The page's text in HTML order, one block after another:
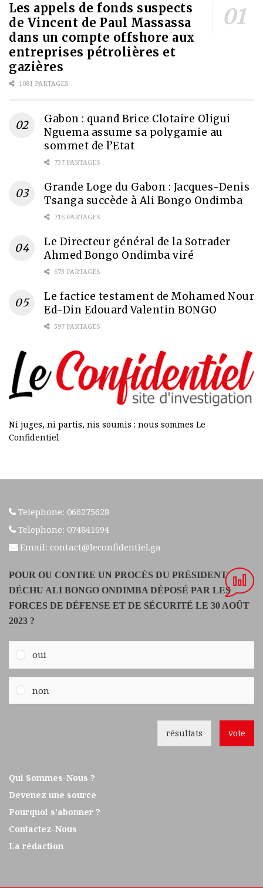
Les appels de fonds suspects
de Vincent de Paul Massassa
dans un compte offshore aux
entreprises pétrolières et
gazières
1081 PARTAGES
Gabon : quand Brice Clotaire Oligui
Nguema assume sa polygamie au
sommet de l’Etat
737 PARTAGES
Grande Loge du Gabon : Jacques-Denis
Tsanga succède à Ali Bongo Ondimba
716 PARTAGES
Le Directeur général de la Sotrader
Ahmed Bongo Ondimba viré
673 PARTAGES
Le factice testament de Mohamed Nour
Ed-Din Edouard Valentin BONGO
597 PARTAGES
Ni juges, ni partis, nis soumis : nous sommes Le
Confidentiel
Telephone: 066275628
Telephone: 074841694
Email: contact@leconfidentiel.ga
POUR OU CONTRE UN PROCÈS DU PRÉSIDENT
DÉCHU ALI BONGO ONDIMBA DÉPOSÉ PAR LES
FORCES DE DÉFENSE ET DE SÉCURITÉ LE 30 AOÛT
2023 ?
oui
non
résultats vote
Qui Sommes-Nous ?
Devenez une source
Pourquoi s’abonner ?
Contactez-Nous
La rédaction